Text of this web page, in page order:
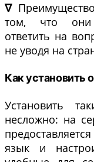
∇
том, что они
ответить на
не уводя на
Как установить
Установить
несложно: на
язык и